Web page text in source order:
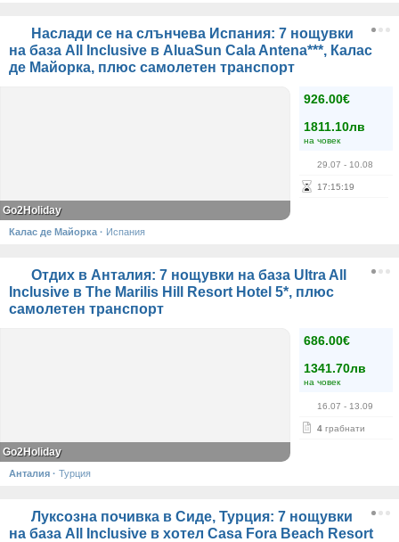
Наслади се на слънчева Испания: 7 нощувки
на база All Inclusive в AluaSun Cala Antena***, Калас
де Майорка, плюс самолетен транспорт
926.00€
1811.10лв
на човек
29.07 - 10.08
17:15:19
Go2Holiday
Калас де Майорка · Испания
Отдих в Анталия: 7 нощувки на база Ultra All
Inclusivе в The Marilis Hill Resort Hotel 5*, плюс
самолетен транспорт
686.00€
1341.70лв
на човек
16.07 - 13.09
4 грабнати
Go2Holiday
Анталия · Турция
Луксозна почивка в Сиде, Турция: 7 нощувки
на база All Inclusive в хотел Casa Fora Beach Resort